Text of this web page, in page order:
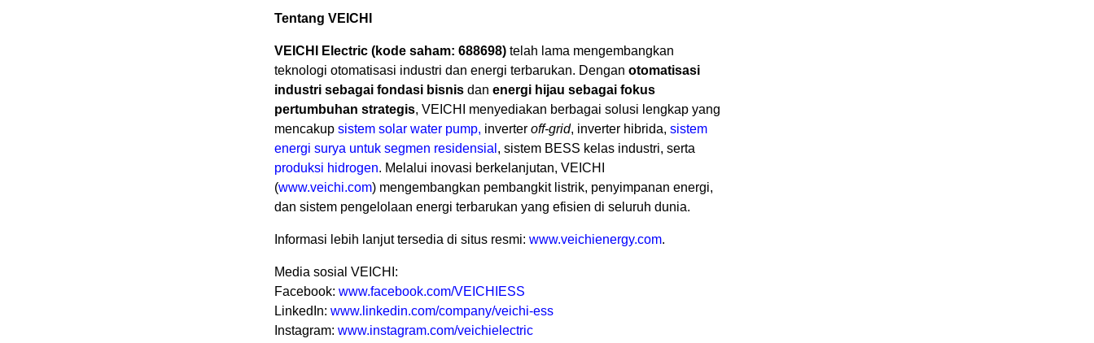
Tentang VEICHI
VEICHI Electric (kode saham: 688698) telah lama mengembangkan
teknologi otomatisasi industri dan energi terbarukan. Dengan otomatisasi
industri sebagai fondasi bisnis dan energi hijau sebagai fokus
pertumbuhan strategis, VEICHI menyediakan berbagai solusi lengkap yang
mencakup sistem solar water pump, inverter off-grid, inverter hibrida, sistem
energi surya untuk segmen residensial , sistem BESS kelas industri, serta
produksi hidrogen. Melalui inovasi berkelanjutan, VEICHI
(www.veichi.com) mengembangkan pembangkit listrik, penyimpanan energi,
dan sistem pengelolaan energi terbarukan yang efisien di seluruh dunia.
Informasi lebih lanjut tersedia di situs resmi: www.veichienergy.com.
Media sosial VEICHI:
Facebook: www.facebook.com/VEICHIESS
LinkedIn: www.linkedin.com/company/veichi-ess
Instagram: www.instagram.com/veichielectric